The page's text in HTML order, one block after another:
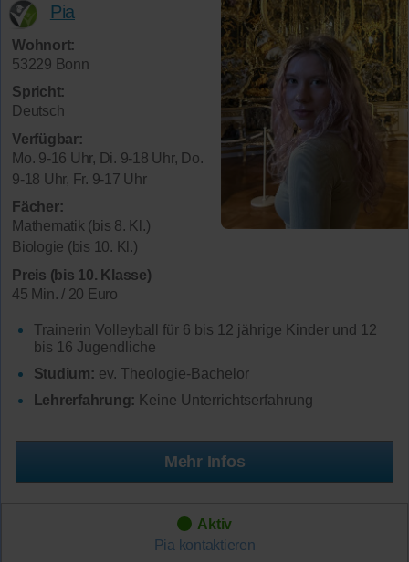
Pia
Wohnort:
53229 Bonn
Spricht:
Deutsch
Verfügbar:
Mo. 9-16 Uhr, Di. 9-18 Uhr, Do.
9-18 Uhr, Fr. 9-17 Uhr
Fächer:
Mathematik (bis 8. Kl.)
Biologie (bis 10. Kl.)
Preis (bis 10. Klasse)
45 Min. / 20 Euro
Trainerin Volleyball für 6 bis 12 jährige Kinder und 12
bis 16 Jugendliche
Studium: ev. Theologie-Bachelor
Lehrerfahrung: Keine Unterrichtserfahrung
Mehr Infos
Aktiv
Pia kontaktieren